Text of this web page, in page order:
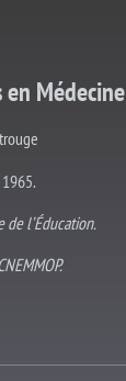
en
de l’Éducation.